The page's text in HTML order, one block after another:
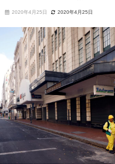
2020年4月25日 2020年4月25日